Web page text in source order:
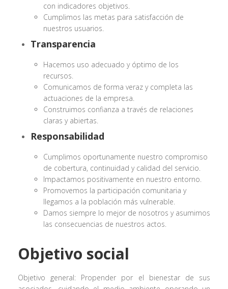
con indicadores objetivos.
Cumplimos las metas para satisfacción de
nuestros usuarios.
Transparencia
Hacemos uso adecuado y óptimo de los
recursos.
Comunicamos de forma veraz y completa las
actuaciones de la empresa.
Construimos confianza a través de relaciones
claras y abiertas.
Responsabilidad
Cumplimos oportunamente nuestro compromiso
de cobertura, continuidad y calidad del servicio.
Impactamos positivamente en nuestro entorno.
Promovemos la participación comunitaria y
llegamos a la población más vulnerable.
Damos siempre lo mejor de nosotros y asumimos
las consecuencias de nuestros actos.
Objetivo social
Objetivo general: Propender por el bienestar de sus